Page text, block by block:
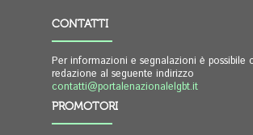
CONTATTI
Per informazioni e segnalazioni è possibile
redazione al seguente indirizzo
contatti@portalenazionalelgbt.it
PROMOTORI